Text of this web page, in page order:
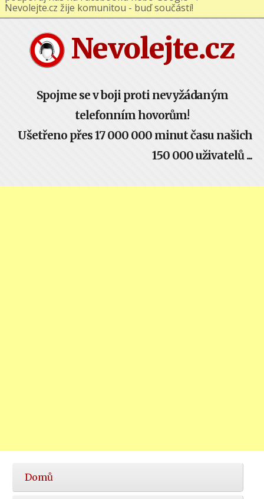
Nevolejte.cz
Spojme se v boji proti nevyžádaným
telefonním hovorům!
Ušetřeno přes 17 000 000 minut času našich
150 000 uživatelů ...
Hlavní
nabídka
Domů
Nevolejte.cz žije komunitou - buď součástí!